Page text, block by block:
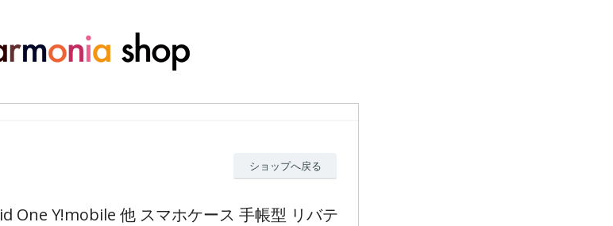
ショップへ戻る
One Y!mobile 他 スマホケース 手帳型 リバテ